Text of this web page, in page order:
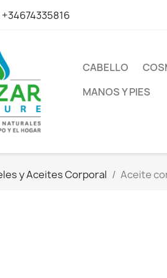
+34674335816
CABELLO
MANOS Y PIES
y Aceites Corporal Aceite